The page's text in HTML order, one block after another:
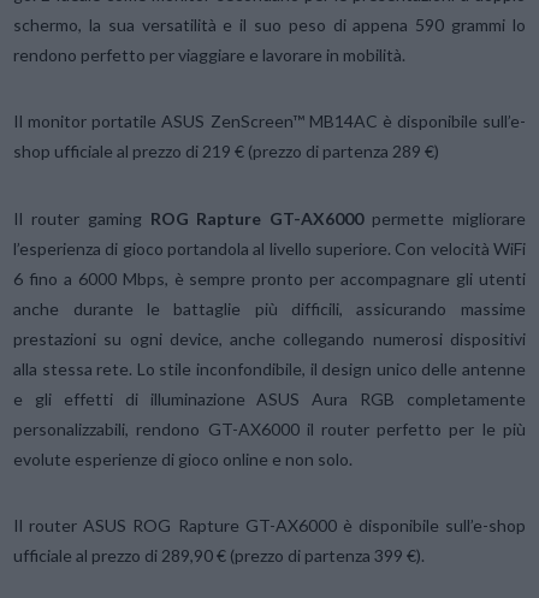
schermo, la sua versatilità e il suo peso di appena 590 grammi lo
rendono perfetto per viaggiare e lavorare in mobilità.
Il monitor portatile ASUS ZenScreen™ MB14AC è disponibile sull’e-
shop ufficiale al prezzo di 219 € (prezzo di partenza 289 €)
Il router gaming ROG Rapture GT-AX6000permette migliorare
l’esperienza di gioco portandola al livello superiore. Con velocità WiFi
6 fino a 6000 Mbps, è sempre pronto per accompagnare gli utenti
anche durante le battaglie più difficili, assicurando massime
prestazioni su ogni device, anche collegando numerosi dispositivi
alla stessa rete. Lo stile inconfondibile, il design unico delle antenne
e gli effetti di illuminazione ASUS Aura RGB completamente
personalizzabili, rendono GT-AX6000 il router perfetto per le più
evolute esperienze di gioco online e non solo.
Il router ASUS ROG Rapture GT-AX6000 è disponibile sull’e-shop
ufficiale al prezzo di 289,90 € (prezzo di partenza 399 €).